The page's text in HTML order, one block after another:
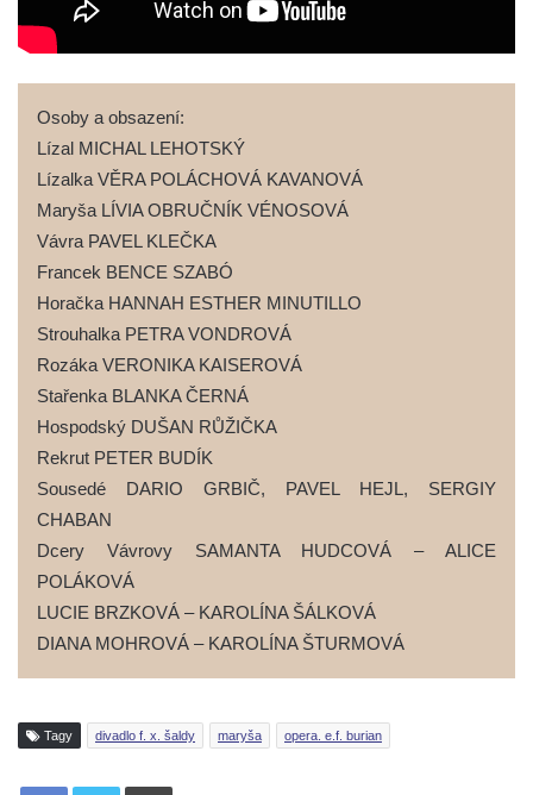
Osoby a obsazení:
Lízal MICHAL LEHOTSKÝ
Lízalka VĚRA POLÁCHOVÁ KAVANOVÁ
Maryša LÍVIA OBRUČNÍK VÉNOSOVÁ
Vávra PAVEL KLEČKA
Francek BENCE SZABÓ
Horačka HANNAH ESTHER MINUTILLO
Strouhalka PETRA VONDROVÁ
Rozáka VERONIKA KAISEROVÁ
Stařenka BLANKA ČERNÁ
Hospodský DUŠAN RŮŽIČKA
Rekrut PETER BUDÍK
Sousedé DARIO GRBIČ, PAVEL HEJL, SERGIY
CHABAN
Dcery Vávrovy SAMANTA HUDCOVÁ – ALICE
POLÁKOVÁ
LUCIE BRZKOVÁ – KAROLÍNA ŠÁLKOVÁ
DIANA MOHROVÁ – KAROLÍNA ŠTURMOVÁ
Tagy divadlo f. x. šaldy maryša opera. e.f. burian
Tisknout